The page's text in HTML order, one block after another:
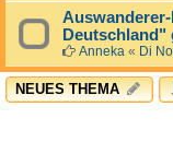
Deutschland"
Anneka « Di
NEUES THEMA